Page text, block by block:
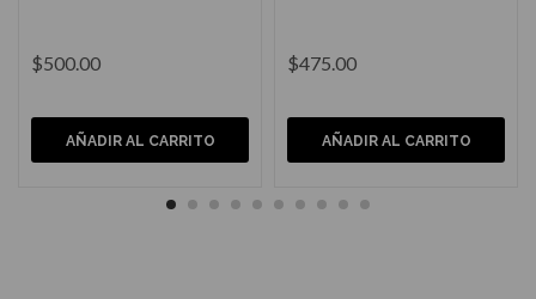
$500.00
AÑADIR AL CARRITO
$475.00
AÑADIR AL CARRITO